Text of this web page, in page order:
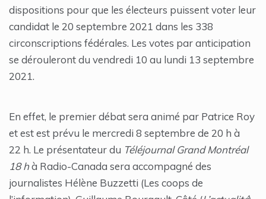
dispositions pour que les électeurs puissent voter leur
candidat le 20 septembre 2021 dans les 338
circonscriptions fédérales. Les votes par anticipation
se dérouleront du vendredi 10 au lundi 13 septembre
2021.
En effet, le premier débat sera animé par Patrice Roy
et est est prévu le mercredi 8 septembre de 20 h à
22 h. Le présentateur du Téléjournal Grand Montréal
18 hà Radio-Canada sera accompagné des
journalistes Hélène Buzzetti (Les coops de